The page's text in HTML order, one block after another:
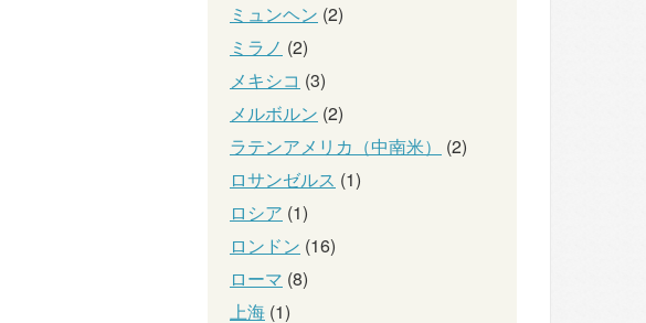
ミュンヘン (2)
ミラノ (2)
メキシコ (3)
メルボルン (2)
ラテンアメリカ（中南米）
(2)
ロサンゼルス (1)
ロシア (1)
ロンドン (16)
ローマ (8)
上海 (1)